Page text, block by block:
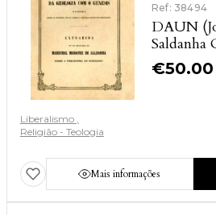
Ref: 38494
DAUN
Saldanha
€50.00
Liberalismo
Religião - Teologia
Mais informações